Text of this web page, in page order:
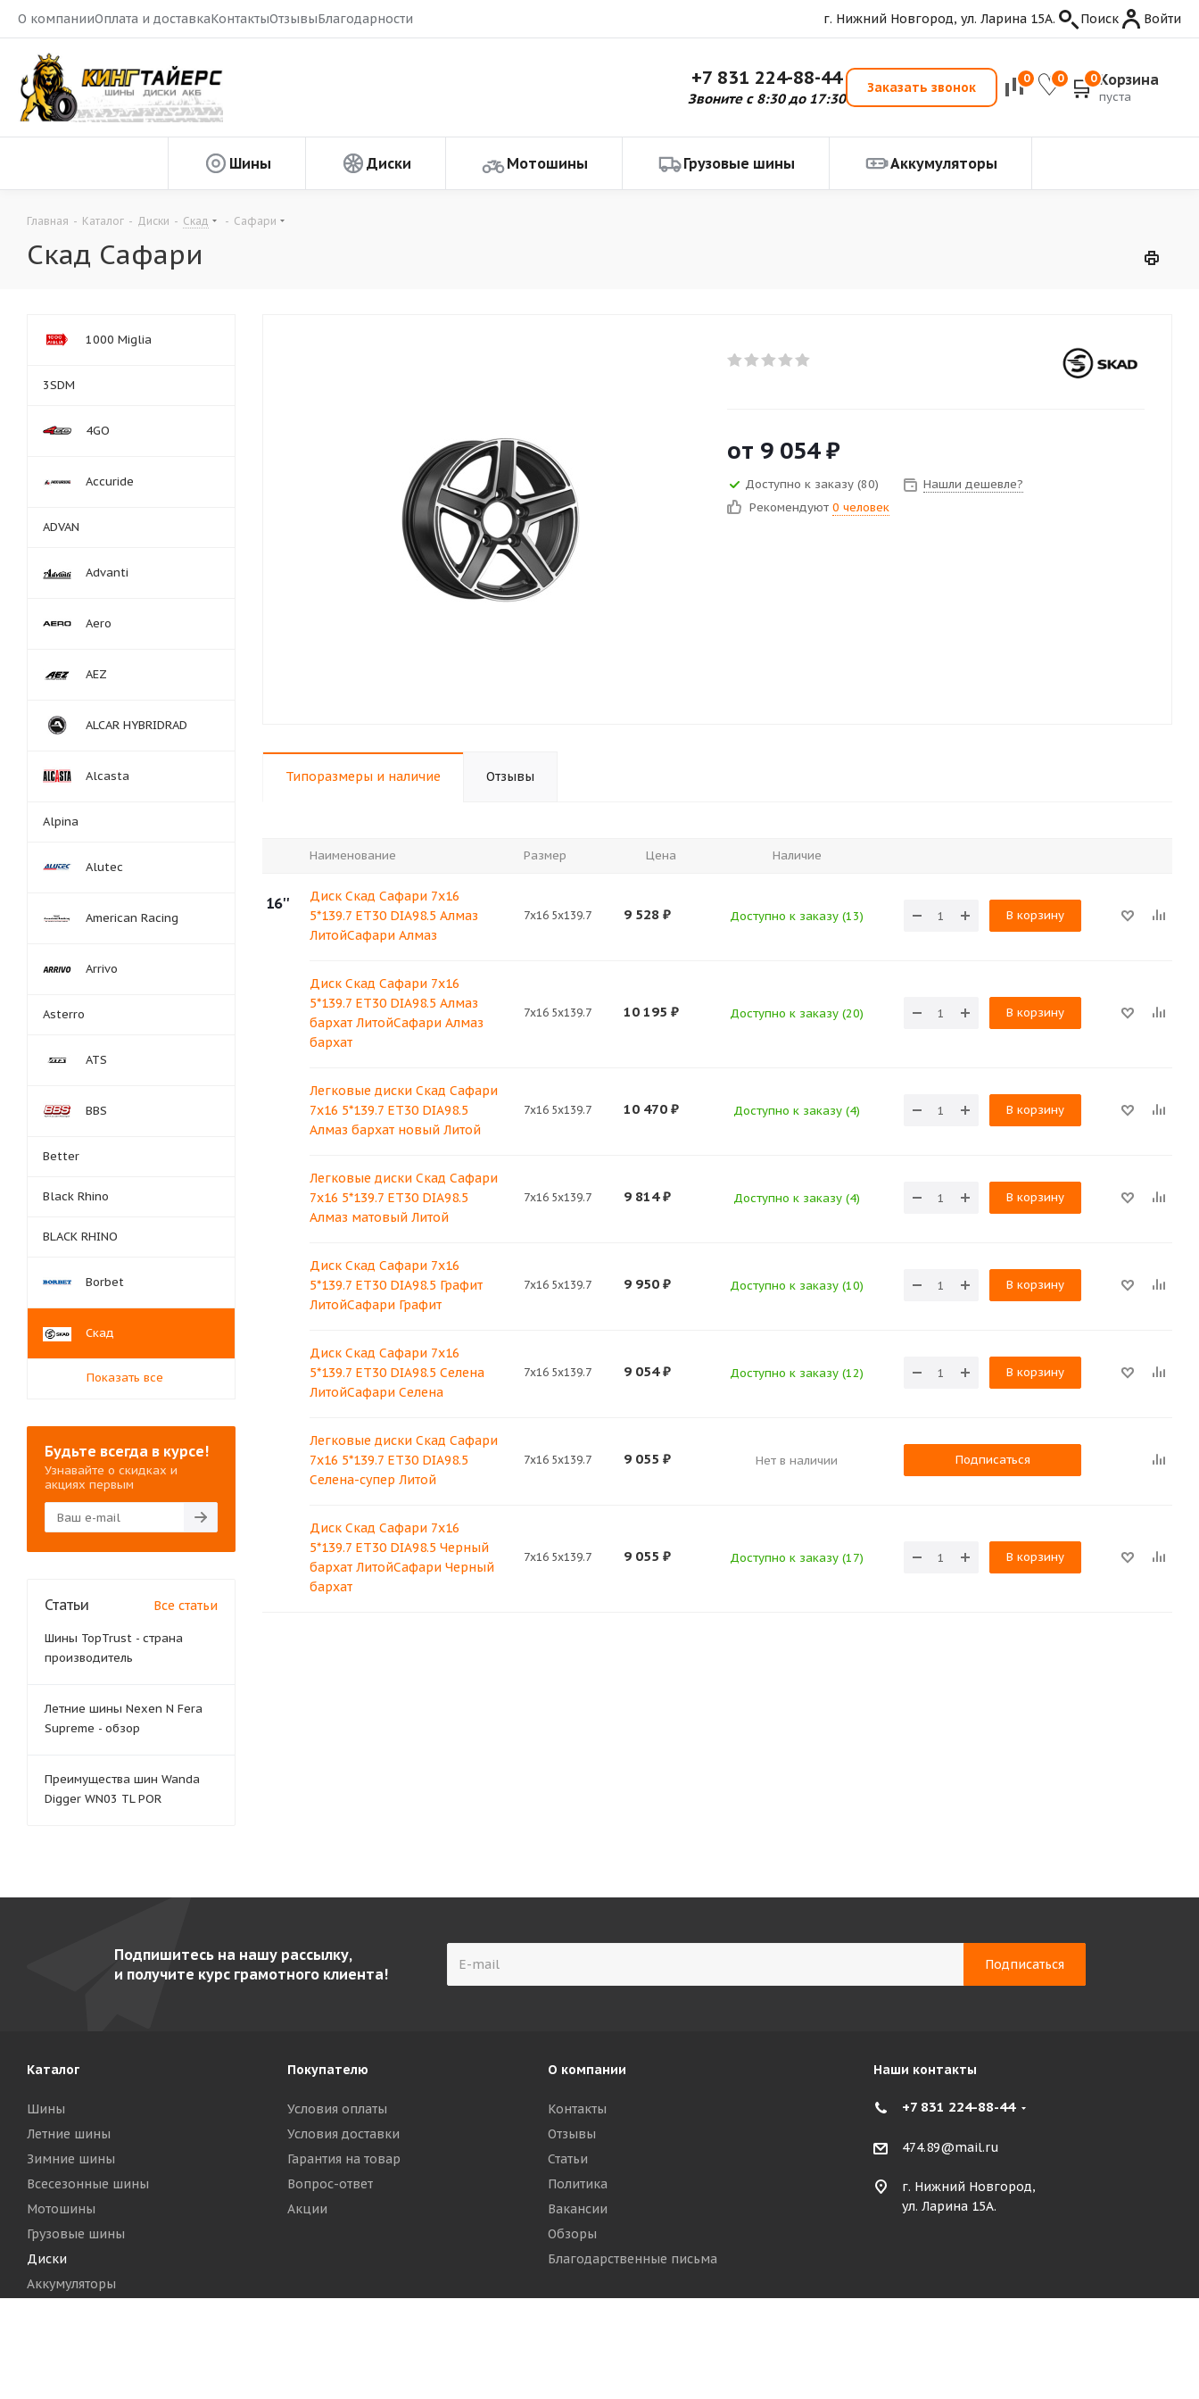
О компанииОплата и доставкаКонтактыОтзывыБлагодарности г. Нижний Новгород, ул. Ларина 15А. Поиск Войти
+7 831 224-88-44
Звоните с 8:30 до 17:30
Заказать звонок
0 0 0 Корзина
пуста
Шины Диски Мотошины Грузовые шины Аккумуляторы
Главная - Каталог - Диски - Скад - Сафари
Скад Сафари
от 9 054₽
Доступно к заказу (80)
Нашли дешевле?
Рекомендуют 0 человек
Типоразмеры и наличие Отзывы
Наименование Размер Цена Наличие
16''
Диск Скад Сафари 7x16
5*139.7 ET30 DIA98.5 Алмаз
ЛитойСафари Алмаз
7x16 5x139.7 9 528 ₽ Доступно к заказу (13) В корзину
Диск Скад Сафари 7x16
5*139.7 ET30 DIA98.5 Алмаз
бархат ЛитойСафари Алмаз
бархат
7x16 5x139.7 10 195 ₽ Доступно к заказу (20) В корзину
Легковые диски Скад Сафари
7x16 5*139.7 ET30 DIA98.5
Алмаз бархат новый Литой
7x16 5x139.7 10 470 ₽ Доступно к заказу (4) В корзину
Легковые диски Скад Сафари
7x16 5*139.7 ET30 DIA98.5
Алмаз матовый Литой
7x16 5x139.7 9 814₽ Доступно к заказу (4) В корзину
Диск Скад Сафари 7x16
5*139.7 ET30 DIA98.5 Графит
ЛитойСафари Графит
7x16 5x139.7 9 950 ₽ Доступно к заказу (10) В корзину
Диск Скад Сафари 7x16
5*139.7 ET30 DIA98.5 Селена
ЛитойСафари Селена
7x16 5x139.7 9 054₽ Доступно к заказу (12) В корзину
Легковые диски Скад Сафари
7x16 5*139.7 ET30 DIA98.5
Селена-супер Литой
7x16 5x139.7 9 055 ₽ Нет в наличии Подписаться
Диск Скад Сафари 7x16
5*139.7 ET30 DIA98.5 Черный
бархат ЛитойСафари Черный
бархат
7x16 5x139.7 9 055 ₽ Доступно к заказу (17) В корзину
1000 Miglia
3SDM
4GO
Accuride
ADVAN
Advanti
Aero
AEZ
ALCAR HYBRIDRAD
Alcasta
Alpina
Alutec
American Racing
Arrivo
Asterro
ATS
BBS
Better
Black Rhino
BLACK RHINO
Borbet
Скад
Показать все
Будьте всегда в курсе!
Узнавайте о скидках и
акциях первым
Статьи Все статьи
Шины TopTrust - страна
производитель
Летние шины Nexen N Fera
Supreme - обзор
Преимущества шин Wanda
Digger WN03 TL POR
Подпишитесь на нашу рассылку,
и получите курс грамотного клиента!
Каталог
Шины
Летние шины
Зимние шины
Всесезонные шины
Мотошины
Грузовые шины
Диски
Аккумуляторы
Покупателю
Условия оплаты
Условия доставки
Гарантия на товар
Вопрос-ответ
Акции
О компании
Контакты
Отзывы
Статьи
Политика
Вакансии
Обзоры
Благодарственные письма
Наши контакты
+7 831 224-88-44
474.89@mail.ru
г. Нижний Новгород,
ул. Ларина 15А.